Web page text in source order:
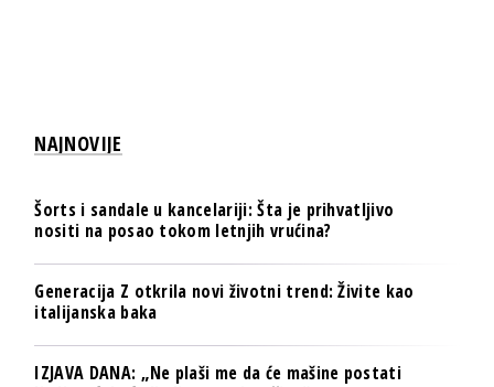
NAJNOVIJE
Šorts i sandale u kancelariji: Šta je prihvatljivo
nositi na posao tokom letnjih vrućina?
Generacija Z otkrila novi životni trend: Živite kao
italijanska baka
IZJAVA DANA: „Ne plaši me da će mašine postati